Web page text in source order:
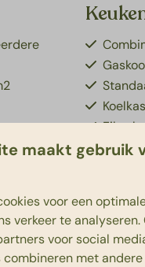
Giga
Toon meer ↓
maakt gebruik
voor een
verkeer te
voor social
combineren met